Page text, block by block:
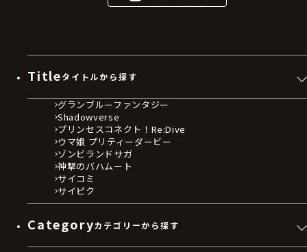
Titleタイトルから探す
グランブルーファンタジー
Shadowverse
プリンセスコネクト！Re:Dive
ウマ娘 プリティーダービー
ゾンビランドサガ
神撃のバハムート
サイコミ
サイピク
Categoryカテゴリーから探す